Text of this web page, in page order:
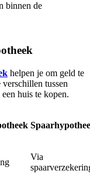
binnen de
helpen je om geld te
tussen
huis te kopen.
Via